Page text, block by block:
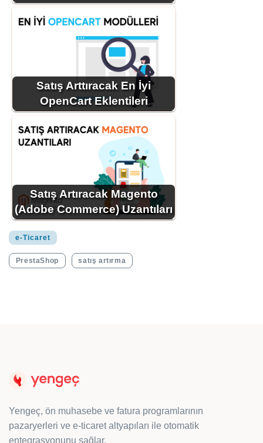
Satış Arttıracak En İyi
OpenCart Eklentileri
Satış Artıracak Magento
(Adobe Commerce) Uzantıları
e-Ticaret
PrestaShop satış artırma
Yengeç, ön muhasebe ve fatura programlarının
pazaryerleri ve e-ticaret altyapıları ile otomatik
entegrasyonunu sağlar.